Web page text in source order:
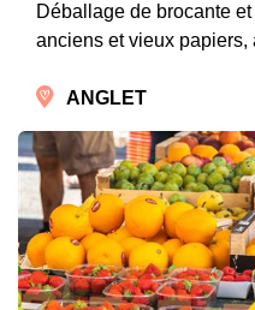
Déballage de brocante
anciens et vieux
ANGLET